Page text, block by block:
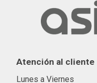
Atención al cliente
Lunes a Viernes